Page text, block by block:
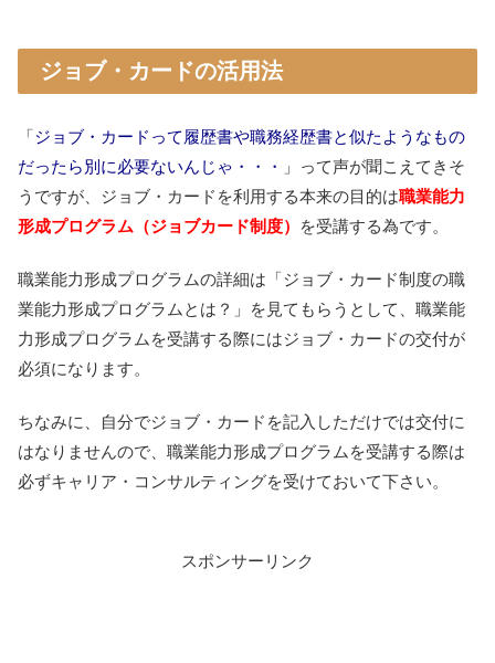
ジョブ・カードの活用法
「ジョブ・カードって履歴書や職務経歴書と似たようなもの
だったら別に必要ないんじゃ・・・
」って声が聞こえてきそ
うですが、ジョブ・カードを利用する本来の目的は職業能力
形成プログラム（ジョブカード制度）
を受講する為です。
職業能力形成プログラムの詳細は「ジョブ・カード制度の職
業能力形成プログラムとは？」を見てもらうとして、職業能
力形成プログラムを受講する際にはジョブ・カードの交付が
必須になります。
ちなみに、自分でジョブ・カードを記入しただけでは交付に
はなりませんので、職業能力形成プログラムを受講する際は
必ずキャリア・コンサルティングを受けておいて下さい。
スポンサーリンク